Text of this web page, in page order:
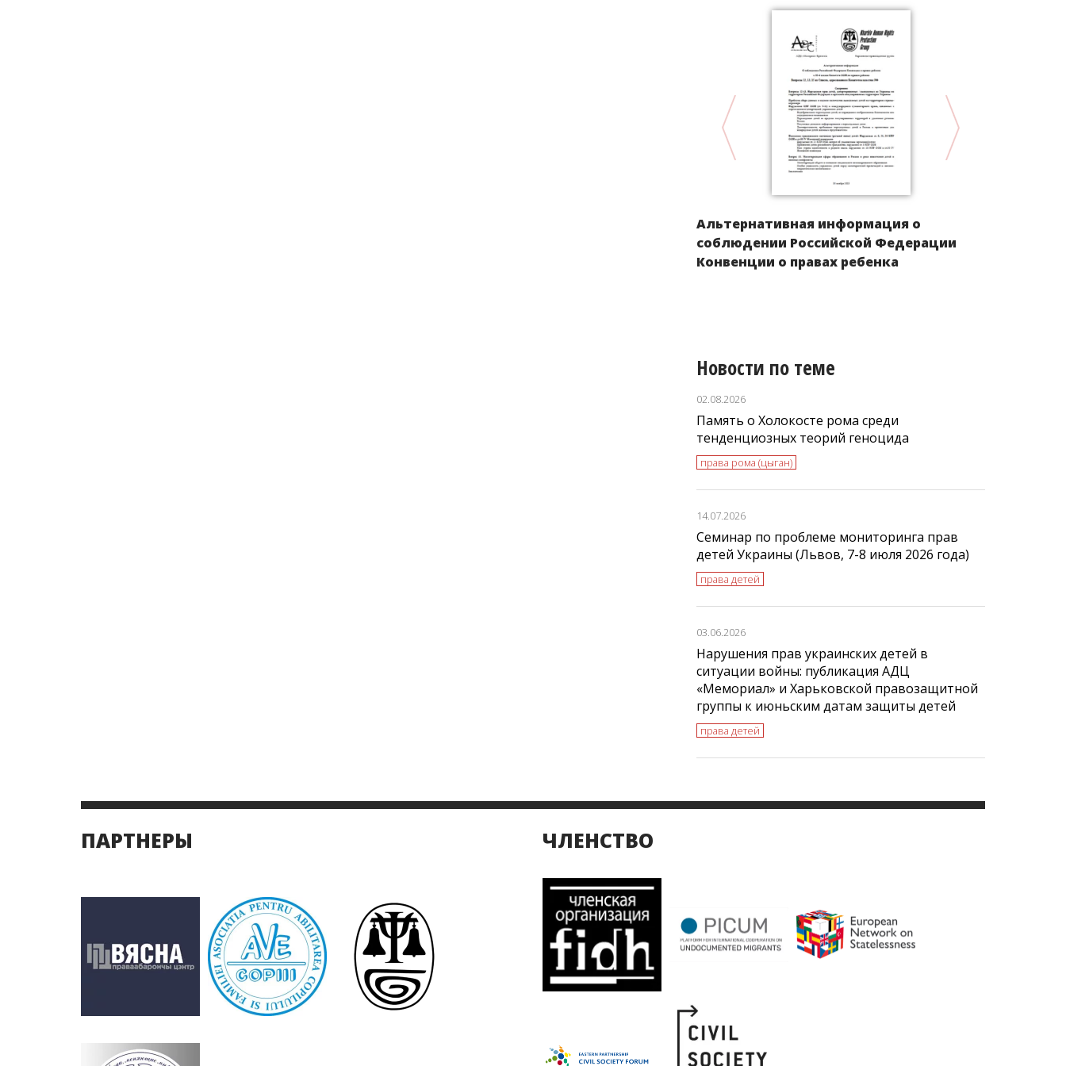
Альтернативная информация о
соблюдении Российской Федерации
Конвенции о правах ребенка
Новости по теме
02.08.2026
Память о Холокосте рома среди
тенденциозных теорий геноцида
права рома (цыган)
14.07.2026
Семинар по проблеме мониторинга прав
детей Украины (Львов, 7-8 июля 2026 года)
права детей
03.06.2026
Нарушения прав украинских детей в
ситуации войны: публикация АДЦ
«Мемориал» и Харьковской правозащитной
группы к июньским датам защиты детей
права детей
ПАРТНЕРЫ ЧЛЕНСТВО